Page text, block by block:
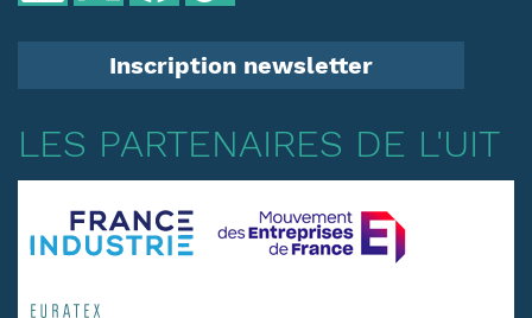
Inscription newsletter
LES PARTENAIRES DE L'UIT